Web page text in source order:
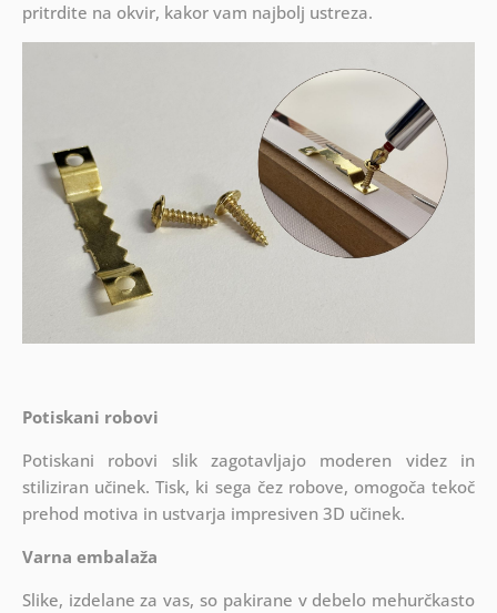
pritrdite na okvir, kakor vam najbolj ustreza.
Potiskani robovi
Potiskani robovi slik zagotavljajo moderen videz in
stiliziran učinek. Tisk, ki sega čez robove, omogoča tekoč
prehod motiva in ustvarja impresiven 3D učinek.
Varna embalaža
Slike, izdelane za vas, so pakirane v debelo mehurčkasto